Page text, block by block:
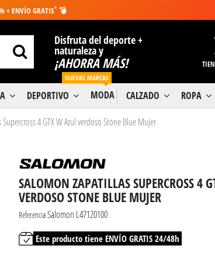
+ ENVÍO GRATIS* 💣
Disfruta del deporte +
naturaleza y
¡AHORRA MÁS!
DEPORTIVO MODA
NUEVAS MARCAS
CALZADO ROPA
4 GTX W Azul verdoso Stone Blue Mujer
SALOMON ZAPATILLAS SUPERCROSS 4
VERDOSO STONE BLUE MUJER
ReferenciaSalomon L47120100
Este producto tiene ENVÍO GRATIS 24/48h